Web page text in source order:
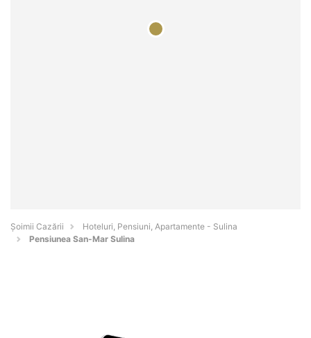
Șoimii Cazării
Hoteluri, Pensiuni, Apartamente - Sulina
Pensiunea San-Mar Sulina